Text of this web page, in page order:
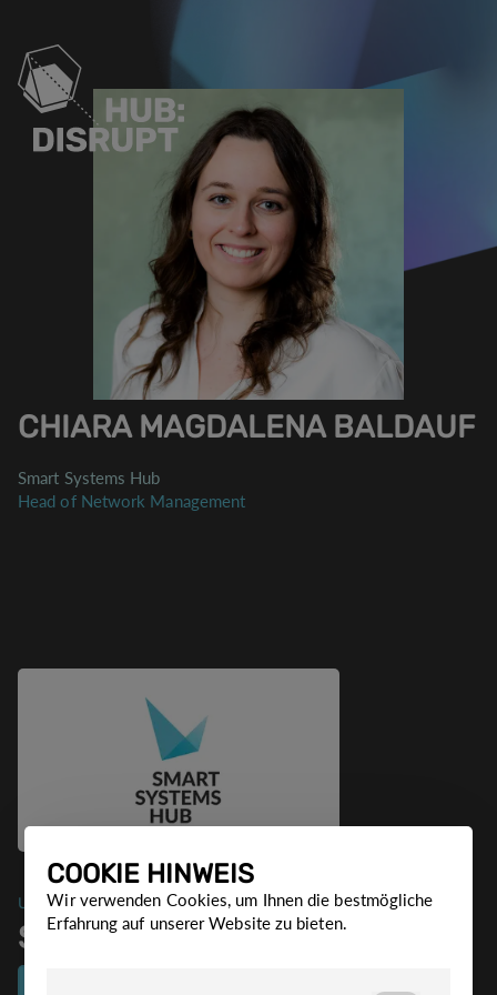
COOKIE HINWEIS
Wir verwenden Cookies, um Ihnen die bestmögliche
Erfahrung auf unserer Website zu bieten.
CHIARA MAGDALENA BALDAUF
Smart Systems Hub
Head of Network Management
UNTERNEHMEN
SMART SYSTEMS HUB